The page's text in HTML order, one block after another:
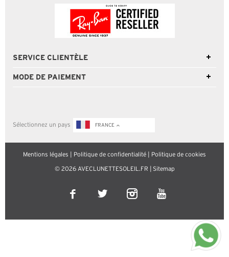
SERVICE CLIENTÈLE
MODE DE PAIEMENT
Sélectionnez un pays FRANCE
Mentions légales Politique de confidentialité Politique de cookies
© 2026 AVECLUNETTESOLEIL.FR | Sitemap